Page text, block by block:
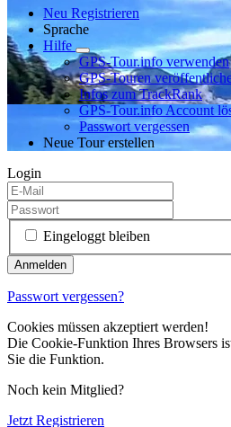
Neu Registrieren
Sprache
Hilfe
GPS-Tour.info verwenden
GPS-Touren
Infos zum TrackRank
GPS-Tour.info Account
Passwort vergessen
Neue Tour erstellen
Login
Eingeloggt bleiben
Passwort vergessen?
Cookies müssen akzeptiert werden!
Die Cookie-Funktion Ihres Browsers
Sie die Funktion.
Noch kein Mitglied?
Jetzt Registrieren